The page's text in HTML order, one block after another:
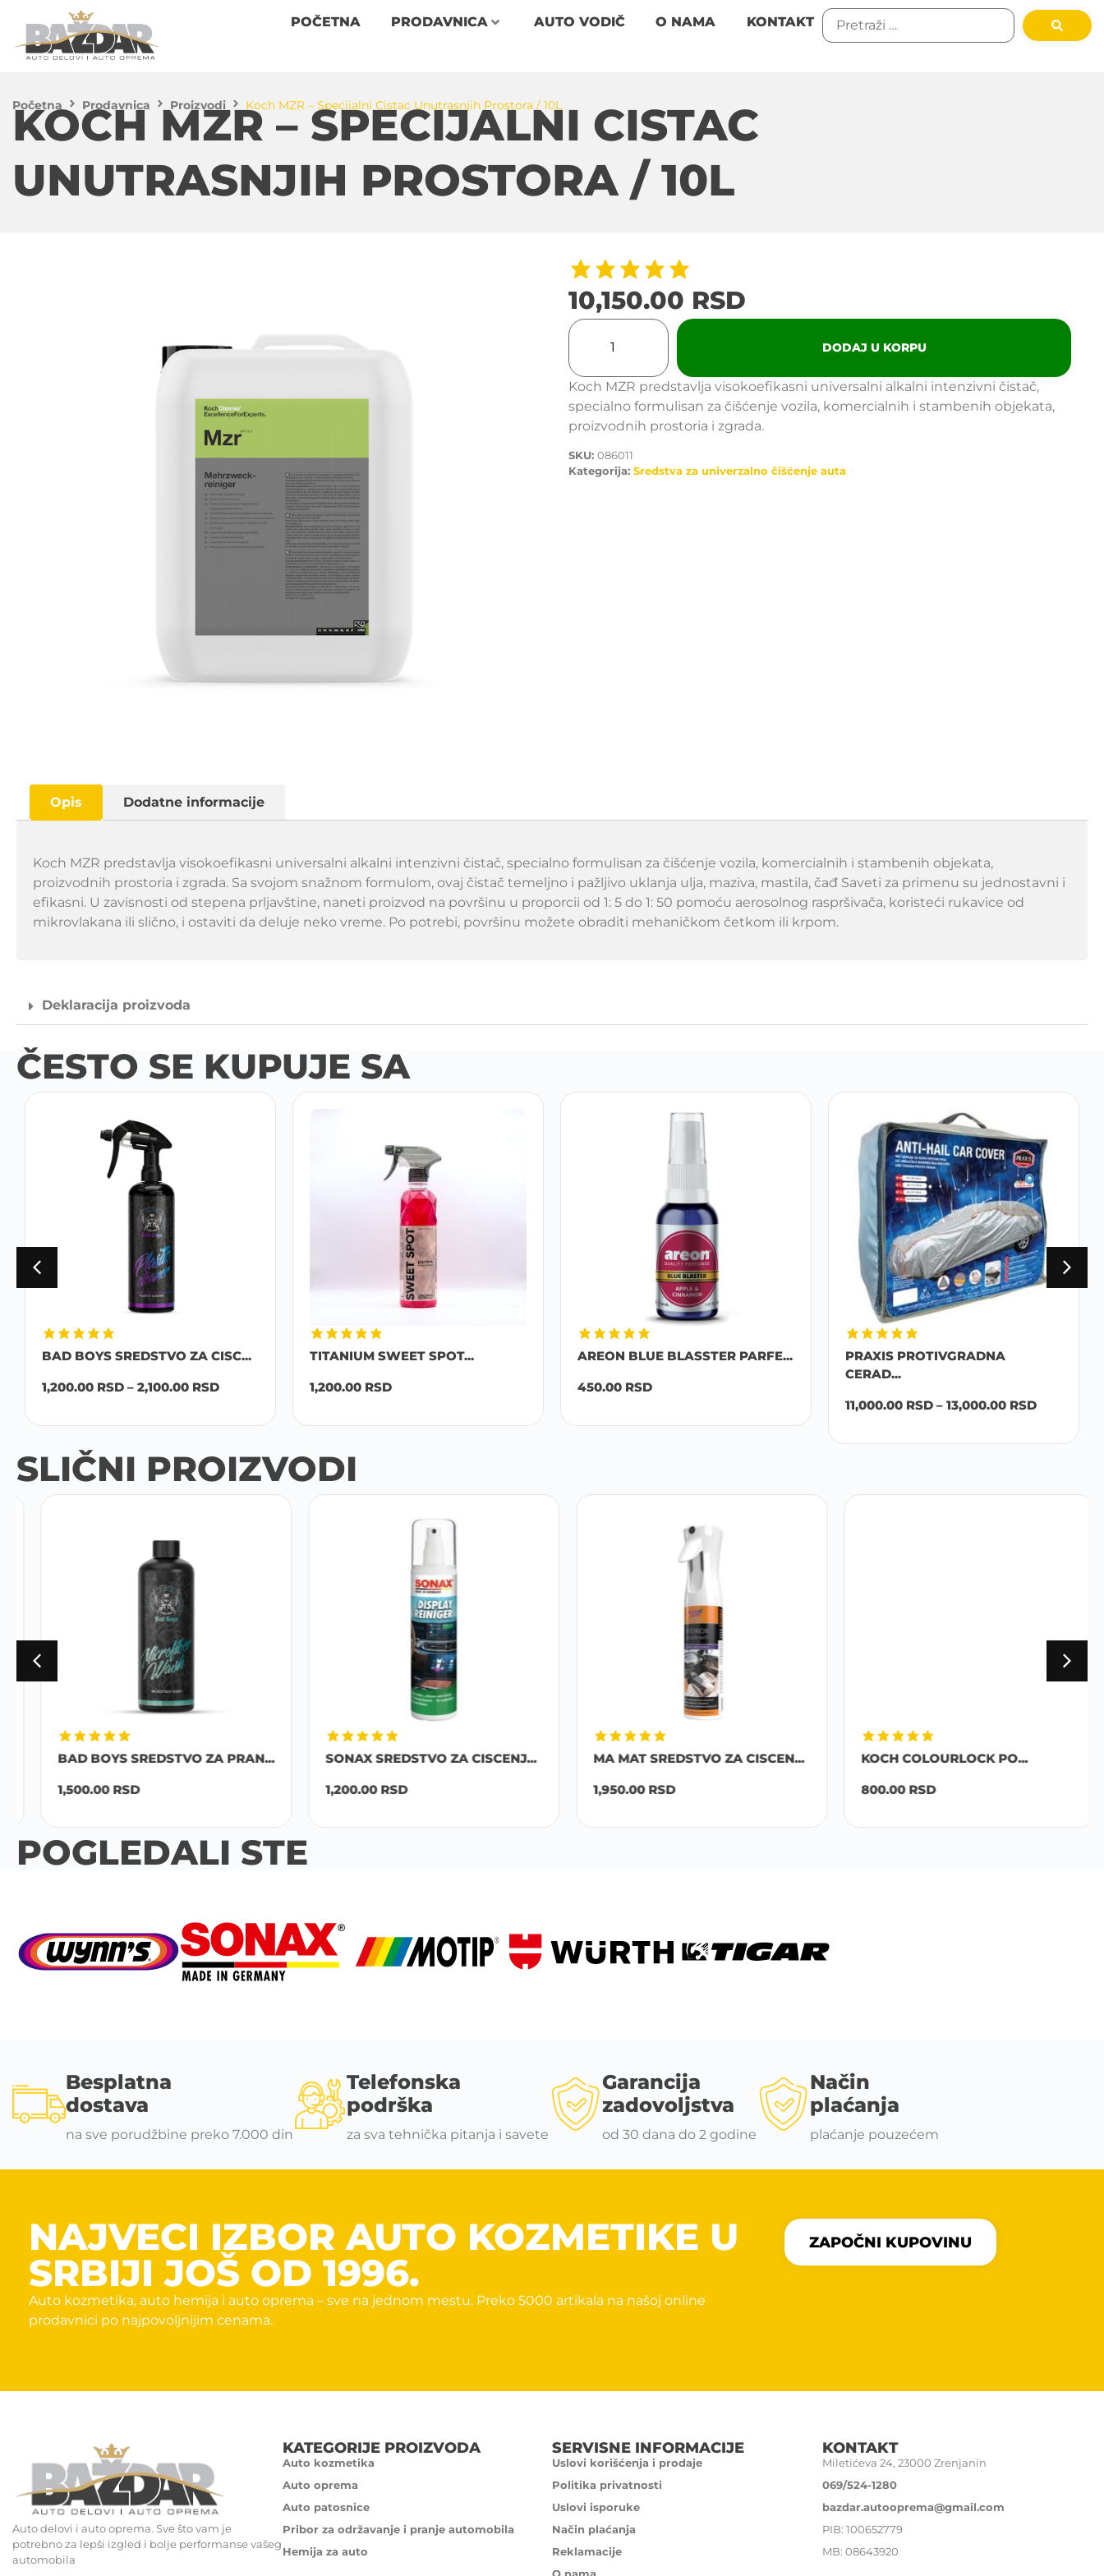
POČETNA PRODAVNICA AUTO VODIČ O NAMA KONTAKT
Početna Prodavnica Proizvodi Koch MZR – Specijalni Cistac Unutrasnjih Prostora / 10L
KOCH MZR – SPECIJALNI CISTAC
UNUTRASNJIH PROSTORA / 10L
10,150.00 RSD
DODAJ U KORPU
Koch MZR predstavlja visokoefikasni universalni alkalni intenzivni čistač,
specialno formulisan za čišćenje vozila, komercialnih i stambenih objekata,
proizvodnih prostoria i zgrada.
SKU: 086011
Kategorija: Sredstva za univerzalno čišćenje auta
Opis Dodatne informacije
Koch MZR predstavlja visokoefikasni universalni alkalni intenzivni čistač, specialno formulisan za čišćenje vozila, komercialnih i stambenih objekata,
proizvodnih prostoria i zgrada. Sa svojom snažnom formulom, ovaj čistač temeljno i pažljivo uklanja ulja, maziva, mastila, čađ Saveti za primenu su jednostavni i
efikasni. U zavisnosti od stepena prljavštine, naneti proizvod na površinu u proporcii od 1: 5 do 1: 50 pomoću aerosolnog raspršivača, koristeći rukavice od
mikrovlakana ili slično, i ostaviti da deluje neko vreme. Po potrebi, površinu možete obraditi mehaničkom četkom ili krpom.
Deklaracija proizvoda
ČESTO SE KUPUJE SA
BAD BOYS SREDSTVO ZA CISC...
1,200.00 RSD – 2,100.00 RSD
TITANIUM SWEET SPOT...
1,200.00 RSD
AREON BLUE BLASSTER PARFE...
450.00 RSD
PRAXIS PROTIVGRADNA
CERAD...
11,000.00 RSD – 13,000.00 RSD
SLIČNI PROIZVODI
BAD BOYS SREDSTVO ZA PRAN...
1,500.00RSD
SONAX SREDSTVO ZA CISCENJ...
1,200.00RSD
MA MAT SREDSTVO ZA CISCEN...
1,950.00RSD
KOCH COLOURLOCK PO...
800.00RSD
POGLEDALI STE
Besplatna
dostava
na sve porudžbine preko 7.000 din
Telefonska
podrška
za sva tehnička pitanja i savete
Garancija
zadovoljstva
od 30 dana do 2 godine
Način
plaćanja
plaćanje pouzećem
NAJVECI IZBOR AUTO KOZMETIKE U
SRBIJI JOŠ OD 1996.
Auto kozmetika, auto hemija i auto oprema – sve na jednom mestu. Preko 5000 artikala na našoj online
prodavnici po najpovoljnijim cenama.
ZAPOČNI KUPOVINU
Auto delovi i auto oprema. Sve što vam je
potrebno za lepši izgled i bolje performanse vašeg
automobila
KATEGORIJE PROIZVODA
Auto kozmetika
Auto oprema
Auto patosnice
Pribor za održavanje i pranje automobila
Hemija za auto
SERVISNE INFORMACIJE
Uslovi korišćenja i prodaje
Politika privatnosti
Uslovi isporuke
Način plaćanja
Reklamacije
KONTAKT
Miletićeva 24, 23000 Zrenjanin
069/524-1280
bazdar.autooprema@gmail.com
PIB: 100652779
MB: 08643920